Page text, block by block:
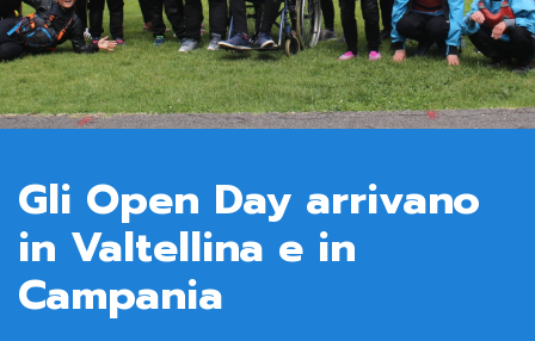
Formazione
News
Media
Documenti
Gli Open Day arrivano
in Valtellina e in
Campania